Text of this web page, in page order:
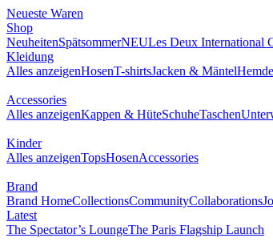
Neueste Waren
Shop
NeuheitenSpätsommerNEULes Deux International
Kleidung
Alles anzeigenHosenT-shirtsJacken & Mäntel
Accessories
Alles anzeigenKappen & HüteSchuheTaschen
Kinder
Alles anzeigenTopsHosenAccessories
Brand
Brand HomeCollectionsCommunityCollaborations
Latest
The Spectator’s LoungeThe Paris Flagship Launch